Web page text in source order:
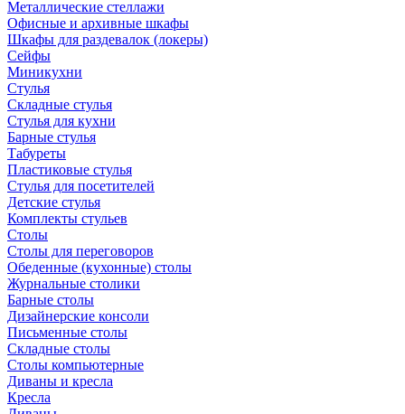
Металлические стеллажи
Офисные и архивные шкафы
Шкафы для раздевалок (локеры)
Сейфы
Миникухни
Стулья
Складные стулья
Стулья для кухни
Барные стулья
Табуреты
Пластиковые стулья
Стулья для посетителей
Детские стулья
Комплекты стульев
Столы
Столы для переговоров
Обеденные (кухонные) столы
Журнальные столики
Барные столы
Дизайнерские консоли
Письменные столы
Складные столы
Столы компьютерные
Диваны и кресла
Кресла